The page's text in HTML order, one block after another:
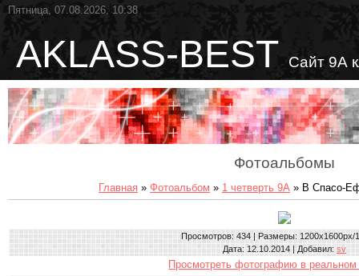
Пятница, 07.08.2026, 10:38
AKLASS-BEST Сайт 9А
Фотоальбомы
Главная » Фотоальбом » 1 четверть 9А » В Спасо-
Просмотров: 434 | Размеры: 1200x1600px/
Дата: 12.10.2014 | Добавил: sv
Просмотреть фотографию в реальном